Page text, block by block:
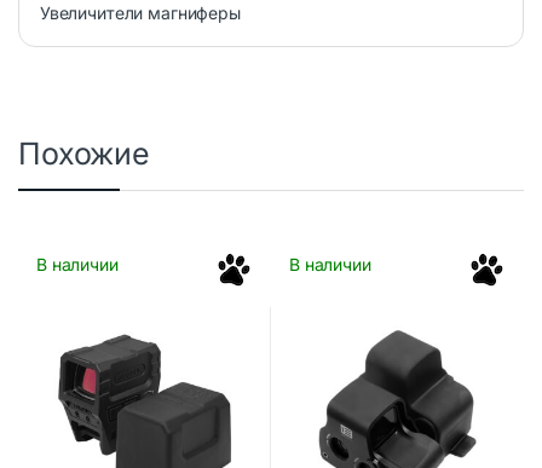
Увеличители магниферы
Похожие
В наличии В наличии